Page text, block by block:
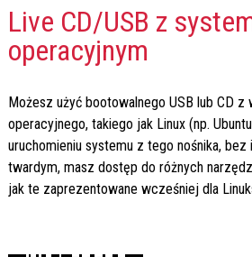
Live CD/USB z
operacyjnym
Możesz użyć bootowalnego USB lub CD z
operacyjnego, takiego jak Linux (np.
uruchomieniu systemu z tego nośnika, bez
twardym, masz dostęp do różnych
jak te zaprezentowane wcześniej dla